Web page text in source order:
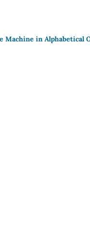
Machine in Alphabetical